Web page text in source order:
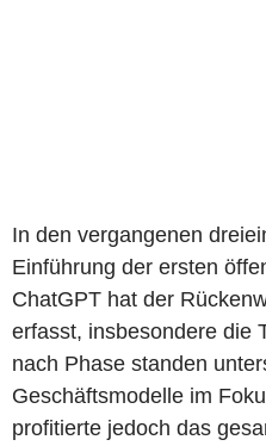
In den vergangenen
Einführung der ersten
ChatGPT hat der
erfasst, insbesondere die
nach Phase standen
Geschäftsmodelle im
profitierte jedoch das